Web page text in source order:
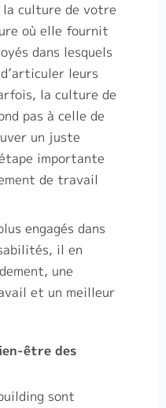
culture de votre
où elle fournit
dans lesquels
leurs
la culture de
pas à celle de
un juste
importante
de travail
engagés dans
il en
une
et un meilleur
être des
sont